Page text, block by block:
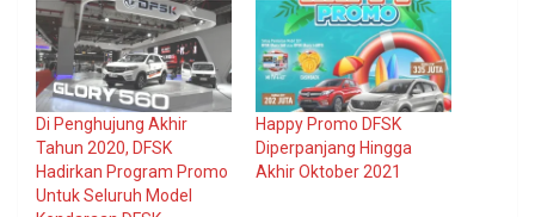
Di Penghujung Akhir
Tahun 2020, DFSK
Hadirkan Program Promo
Untuk Seluruh Model
Happy Promo DFSK
Diperpanjang Hingga
Akhir Oktober 2021